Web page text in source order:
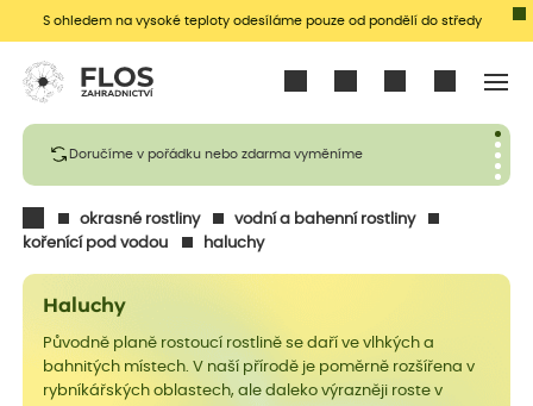
S ohledem na vysoké teploty odesíláme pouze od pondělí do středy
Doručíme v pořádku nebo zdarma vyměníme
okrasné rostliny
vodní a bahenní rostliny
kořenící pod vodou
haluchy
Haluchy
Původně planě rostoucí rostlině se daří ve vlhkých a
bahnitých místech. V naší přírodě je poměrně rozšířena v
rybníkářských oblastech, ale daleko výrazněji roste v